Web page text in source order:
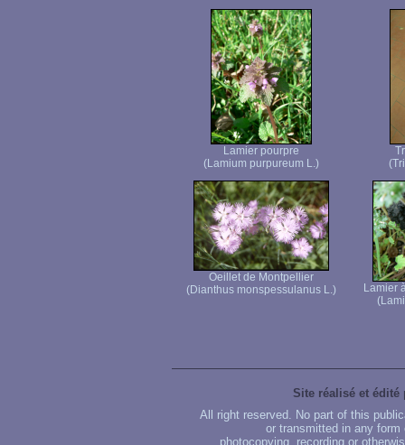
Lamier pourpre
(Lamium purpureum L.)
Oeillet de Montpellier
(Dianthus monspessulanus L.)
Lamier
Site réalisé et édité
All right reserved. No part of this
or transmitted in any
photocopying, recording or